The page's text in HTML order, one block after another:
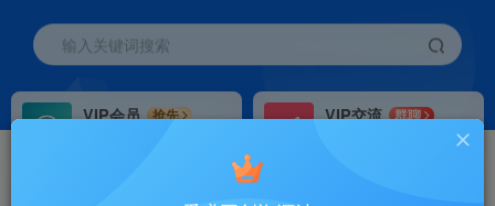
输入关键词搜索
VIP会员
抢先
VIP交流
群聊
研究探讨更多创业项目路子。